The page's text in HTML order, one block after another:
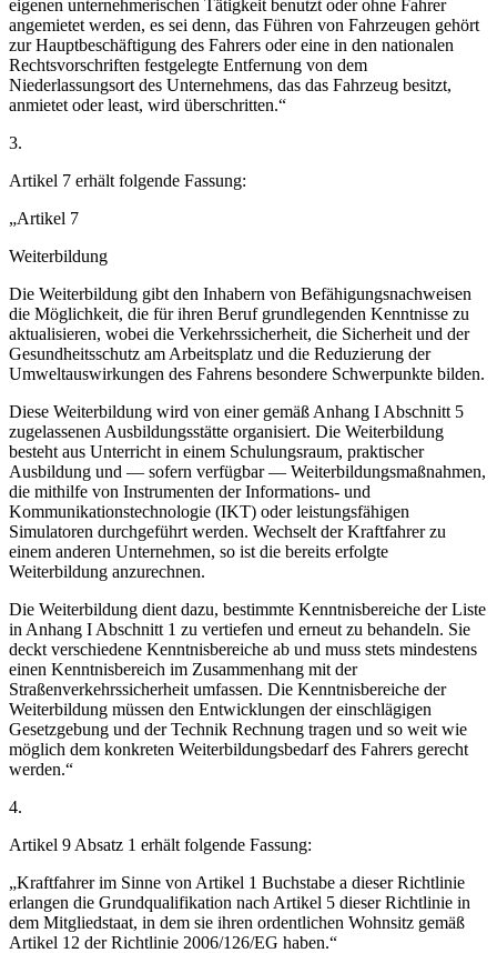
eigenen unternehmerischen Tätigkeit benutzt oder ohne Fahrer
angemietet werden, es sei denn, das Führen von Fahrzeugen gehört
zur Hauptbeschäftigung des Fahrers oder eine in den nationalen
Rechtsvorschriften festgelegte Entfernung von dem
Niederlassungsort des Unternehmens, das das Fahrzeug besitzt,
anmietet oder least, wird überschritten.“
3.
Artikel 7 erhält folgende Fassung:
„Artikel 7
Weiterbildung
Die Weiterbildung gibt den Inhabern von Befähigungsnachweisen
die Möglichkeit, die für ihren Beruf grundlegenden Kenntnisse zu
aktualisieren, wobei die Verkehrssicherheit, die Sicherheit und der
Gesundheitsschutz am Arbeitsplatz und die Reduzierung der
Umweltauswirkungen des Fahrens besondere Schwerpunkte bilden.
Diese Weiterbildung wird von einer gemäß Anhang I Abschnitt 5
zugelassenen Ausbildungsstätte organisiert. Die Weiterbildung
besteht aus Unterricht in einem Schulungsraum, praktischer
Ausbildung und — sofern verfügbar — Weiterbildungsmaßnahmen,
die mithilfe von Instrumenten der Informations- und
Kommunikationstechnologie (IKT) oder leistungsfähigen
Simulatoren durchgeführt werden. Wechselt der Kraftfahrer zu
einem anderen Unternehmen, so ist die bereits erfolgte
Weiterbildung anzurechnen.
Die Weiterbildung dient dazu, bestimmte Kenntnisbereiche der Liste
in Anhang I Abschnitt 1 zu vertiefen und erneut zu behandeln. Sie
deckt verschiedene Kenntnisbereiche ab und muss stets mindestens
einen Kenntnisbereich im Zusammenhang mit der
Straßenverkehrssicherheit umfassen. Die Kenntnisbereiche der
Weiterbildung müssen den Entwicklungen der einschlägigen
Gesetzgebung und der Technik Rechnung tragen und so weit wie
möglich dem konkreten Weiterbildungsbedarf des Fahrers gerecht
werden.“
4.
Artikel 9 Absatz 1 erhält folgende Fassung:
„Kraftfahrer im Sinne von Artikel 1 Buchstabe a dieser Richtlinie
erlangen die Grundqualifikation nach Artikel 5 dieser Richtlinie in
dem Mitgliedstaat, in dem sie ihren ordentlichen Wohnsitz gemäß
Artikel 12 der Richtlinie 2006/126/EG haben.“